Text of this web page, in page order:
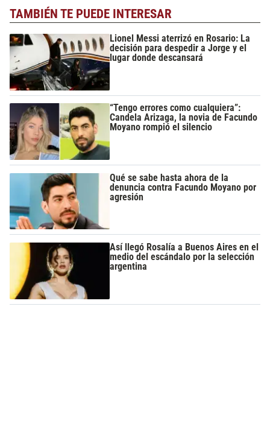
TAMBIÉN TE PUEDE INTERESAR
Lionel Messi aterrizó en Rosario: La
decisión para despedir a Jorge y el
lugar donde descansará
“Tengo errores como cualquiera”:
Candela Arizaga, la novia de Facundo
Moyano rompió el silencio
Qué se sabe hasta ahora de la
denuncia contra Facundo Moyano por
agresión
Así llegó Rosalía a Buenos Aires en el
medio del escándalo por la selección
argentina